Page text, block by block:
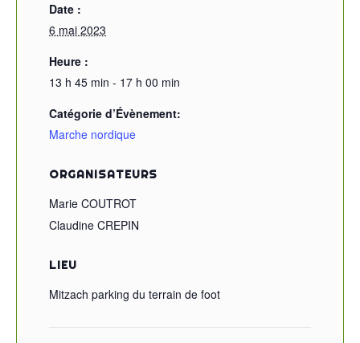
Date :
6 mai 2023
Heure :
13 h 45 min - 17 h 00 min
Catégorie d’Évènement:
Marche nordique
LIEU
Mitzach parking du terrain de foot
ORGANISATEURS
Marie COUTROT
Claudine CREPIN